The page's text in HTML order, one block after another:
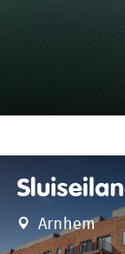
Arnhem